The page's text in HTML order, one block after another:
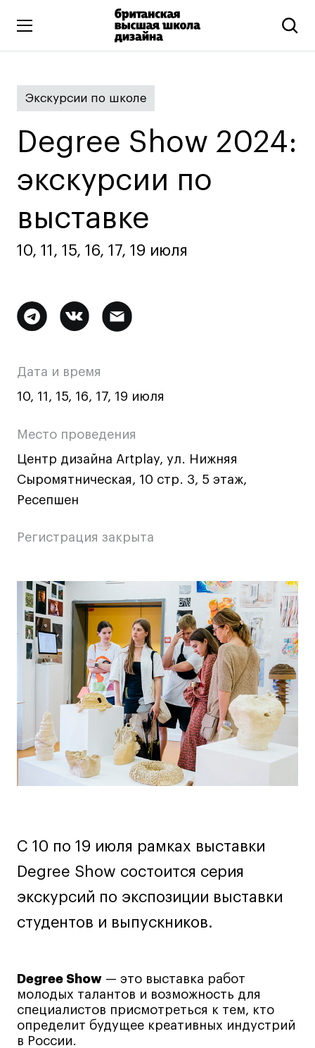
Искусство и дизайн
Бизнес и маркетинг
Дополнительное образование
Коммуникационный и цифровой дизайн
Мода и стиль
Ювелирный дизайн
Фотография и видео
Промышленный и предметный дизайн
Бизнес и маркетинг
Подготовительные курсы и творческое
Среднесрочные
Ландшафтный дизайн
Онлайн-программы
Дизайн интерьера
Дизайн одежды
Современная живопись
UX/UI-дизайн
Маркетинг
Все программы
Мода
Контент
Иллюстрация
Диджитал
Навыки предпринимателя и управленца
Онлайн
Маркетинг и генерация лидов
Экскурсии по школе
Degree Show 2024:
экскурсии по
выставке
10, 11, 15, 16, 17, 19 июля
Дополнительная
о
мероприятии
Дата и время
10, 11, 15, 16, 17, 19 июля
Место проведения
Центр дизайна Artplay, ул. Нижняя
Сыромятническая, 10 стр. 3, 5 этаж,
Ресепшен
Регистрация закрыта
Основная
информация
о
мероприятии
С 10 по 19 июля рамках выставки
Degree Show состоится серия
экскурсий по экспозиции выставки
студентов и выпускников.
Degree Show — это выставка работ
молодых талантов и возможность для
специалистов присмотреться к тем, кто
определит будущее креативных индустрий
в России.